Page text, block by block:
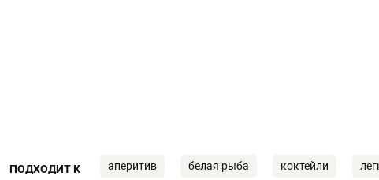
ПОДХОДИТ К аперитив белая рыба коктейли